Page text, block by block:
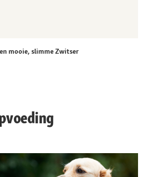
mooie, slimme Zwitser